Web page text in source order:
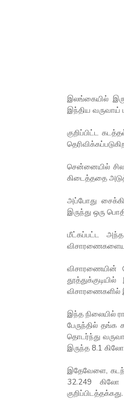
இலங்கையில்
இந்திய வருவாய்
குறிப்பிட்ட
சென்னையில்
கிடைத்ததை
அப்போது
இருந்து ஒரு
மீட்கப்பட்ட
விசாரணையின்
விசாரணைகளில்
இந்த நிலையில்
பேருந்தில்
தொடர்ந்து
இருந்த 8.1
இதேவேளை,
32.249 கிலோ
குறிப்பிடத்தக்கது.